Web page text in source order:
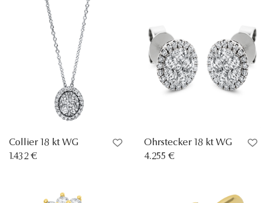
Collier 18 kt WG
1.432 €
Ohrstecker 18 kt WG
4.255 €